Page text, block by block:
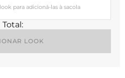
para adicioná-las à sacola
Total:
LOOK